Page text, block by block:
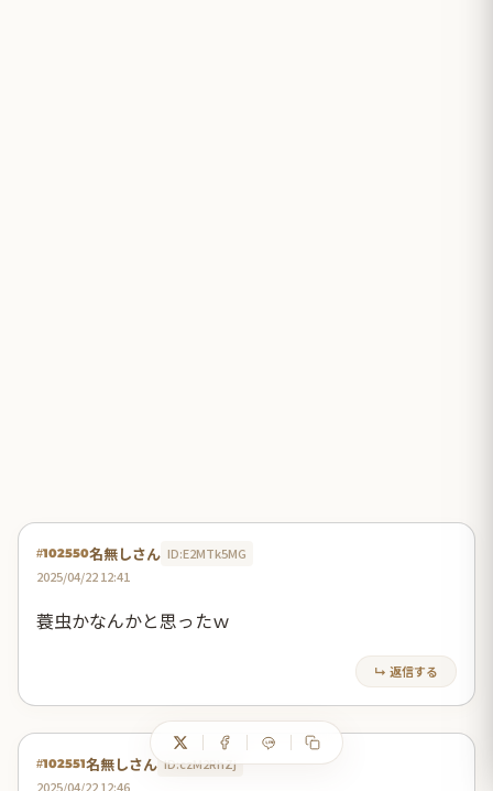
#102550名無しさん ID:E2MTk5MG
2025/04/22 12:41
蓑虫かなんかと思ったｗ
↳ 返信する
#102551名無しさん ID:czM2RhZj
2025/04/22 12:46